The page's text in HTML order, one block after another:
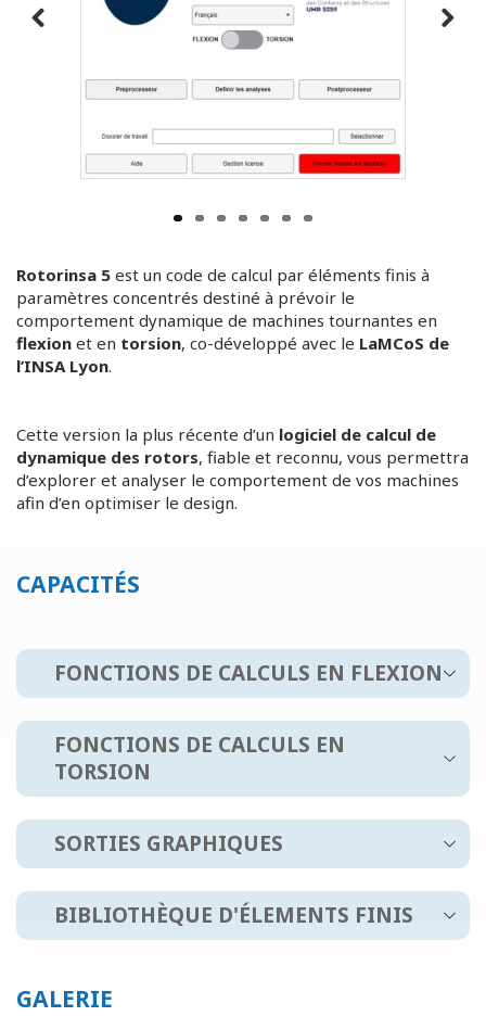
MACHINES TOURNANTES
Rotorinsa 5 est un code de calcul par éléments finis à
paramètres concentrés destiné à prévoir le
comportement dynamique de machines tournantes en
flexion et en torsion, co-développé avec le LaMCoS de
l’INSA Lyon.
Cette version la plus récente d’un logiciel de calcul de
dynamique des rotors, fiable et reconnu, vous permettra
d’explorer et analyser le comportement de vos machines
afin d’en optimiser le design.
CAPACITÉS
FONCTIONS DE CALCULS EN FLEXION
FONCTIONS DE CALCULS EN
TORSION
SORTIES GRAPHIQUES
BIBLIOTHÈQUE D'ÉLEMENTS FINIS
GALERIE